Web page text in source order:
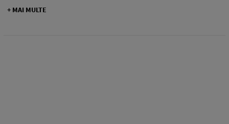
+ MAI MULTE